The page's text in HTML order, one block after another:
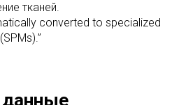
тканей.
converted to specialized
данные